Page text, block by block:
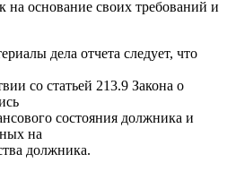
на основание своих требований и
дела отчета следует, что
со статьей 213.9 Закона о
состояния должника и
на
должника.